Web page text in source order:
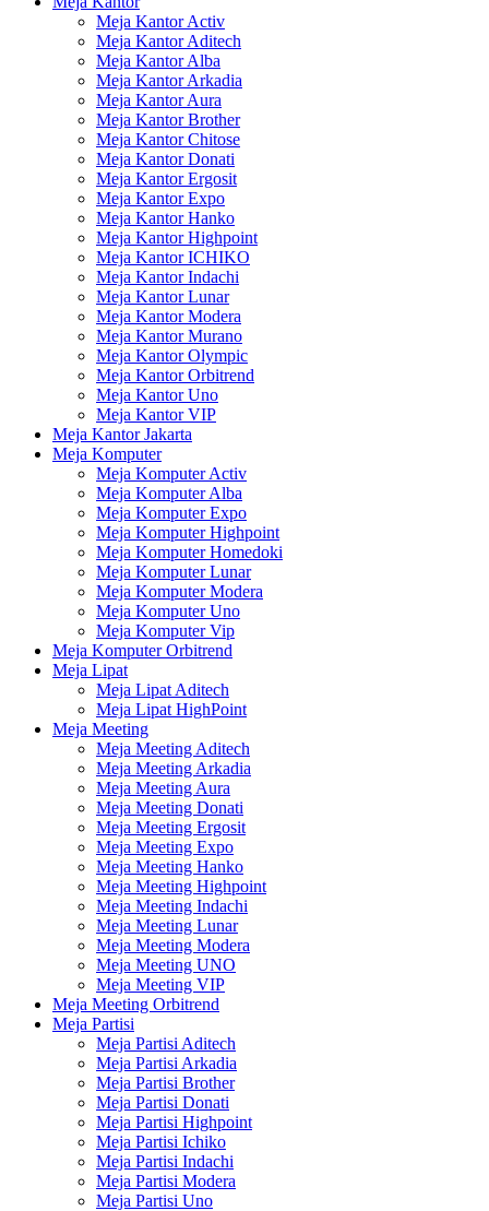
Meja Kantor Activ
Meja Kantor Aditech
Meja Kantor Alba
Meja Kantor Arkadia
Meja Kantor Aura
Meja Kantor Brother
Meja Kantor Chitose
Meja Kantor Donati
Meja Kantor Ergosit
Meja Kantor Expo
Meja Kantor Hanko
Meja Kantor Highpoint
Meja Kantor ICHIKO
Meja Kantor Indachi
Meja Kantor Lunar
Meja Kantor Modera
Meja Kantor Murano
Meja Kantor Olympic
Meja Kantor Orbitrend
Meja Kantor Uno
Meja Kantor VIP
Meja Kantor Jakarta
Meja Komputer
Meja Komputer Activ
Meja Komputer Alba
Meja Komputer Expo
Meja Komputer Highpoint
Meja Komputer Homedoki
Meja Komputer Lunar
Meja Komputer Modera
Meja Komputer Uno
Meja Komputer Vip
Meja Komputer Orbitrend
Meja Lipat
Meja Lipat Aditech
Meja Lipat HighPoint
Meja Meeting
Meja Meeting Aditech
Meja Meeting Arkadia
Meja Meeting Aura
Meja Meeting Donati
Meja Meeting Ergosit
Meja Meeting Expo
Meja Meeting Hanko
Meja Meeting Highpoint
Meja Meeting Indachi
Meja Meeting Lunar
Meja Meeting Modera
Meja Meeting UNO
Meja Meeting VIP
Meja Meeting Orbitrend
Meja Partisi
Meja Partisi Aditech
Meja Partisi Arkadia
Meja Partisi Brother
Meja Partisi Donati
Meja Partisi Highpoint
Meja Partisi Ichiko
Meja Partisi Indachi
Meja Partisi Modera
Meja Partisi Uno